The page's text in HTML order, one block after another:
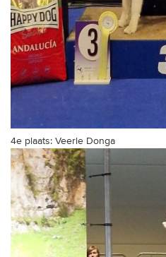
4e plaats: Veerle Donga